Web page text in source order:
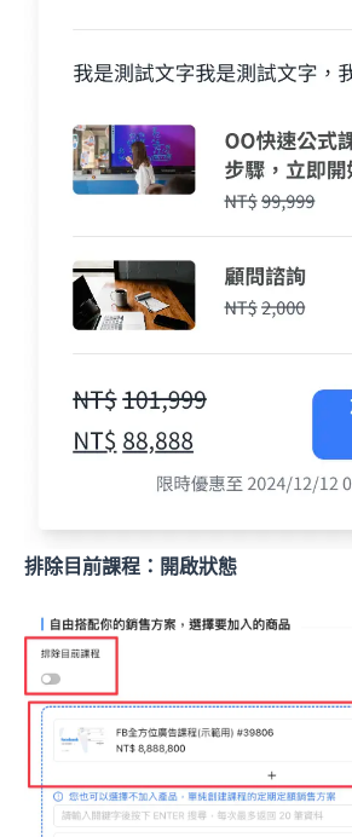
排除目前課程：開啟狀態